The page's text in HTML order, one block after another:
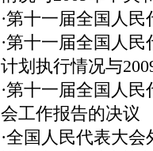
·第十一届全国人民
·第十一届全国人民
计划执行情况与
·第十一届全国人民
会工作报告的决议
·全国人民代表大会